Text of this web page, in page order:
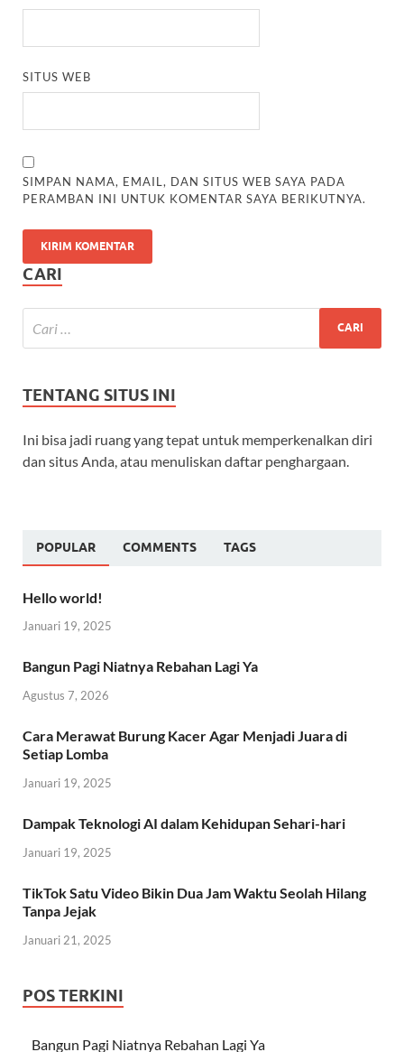
SITUS WEB
SIMPAN NAMA, EMAIL, DAN SITUS WEB SAYA PADA
PERAMBAN INI UNTUK KOMENTAR SAYA BERIKUTNYA.
CARI
TENTANG SITUS INI
Ini bisa jadi ruang yang tepat untuk memperkenalkan diri
dan situs Anda, atau menuliskan daftar penghargaan.
POPULAR COMMENTS TAGS
Hello world!
Januari 19, 2025
Bangun Pagi Niatnya Rebahan Lagi Ya
Agustus 7, 2026
Cara Merawat Burung Kacer Agar Menjadi Juara di
Setiap Lomba
Januari 19, 2025
Dampak Teknologi AI dalam Kehidupan Sehari-hari
Januari 19, 2025
TikTok Satu Video Bikin Dua Jam Waktu Seolah Hilang
Tanpa Jejak
Januari 21, 2025
POS TERKINI
Bangun Pagi Niatnya Rebahan Lagi Ya